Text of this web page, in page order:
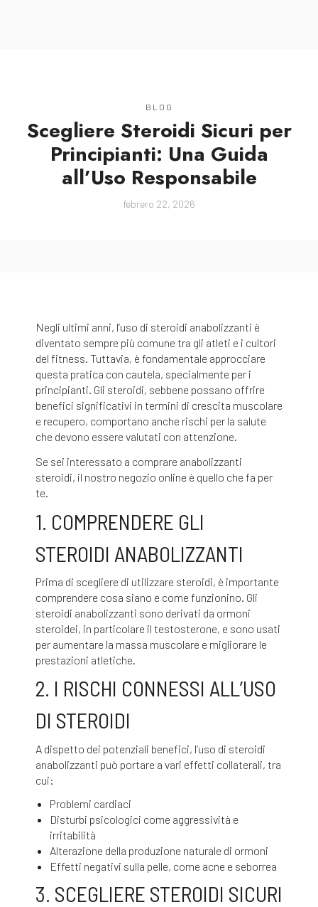
BLOG
Scegliere Steroidi Sicuri per
Principianti: Una Guida
all’Uso Responsabile
febrero 22, 2026
Negli ultimi anni, l’uso di steroidi anabolizzanti è
diventato sempre più comune tra gli atleti e i cultori
del fitness. Tuttavia, è fondamentale approcciare
questa pratica con cautela, specialmente per i
principianti. Gli steroidi, sebbene possano offrire
benefici significativi in termini di crescita muscolare
e recupero, comportano anche rischi per la salute
che devono essere valutati con attenzione.
Se sei interessato a comprare anabolizzanti
steroidi, il nostro negozio online è quello che fa per
te.
1. COMPRENDERE GLI
STEROIDI ANABOLIZZANTI
Prima di scegliere di utilizzare steroidi, è importante
comprendere cosa siano e come funzionino. Gli
steroidi anabolizzanti sono derivati ​​da ormoni
steroidei, in particolare il testosterone, e sono usati
per aumentare la massa muscolare e migliorare le
prestazioni atletiche.
2. I RISCHI CONNESSI ALL’USO
DI STEROIDI
A dispetto dei potenziali benefici, l’uso di steroidi
anabolizzanti può portare a vari effetti collaterali, tra
cui:
Problemi cardiaci
Disturbi psicologici come aggressività e
irritabilità
Alterazione della produzione naturale di ormoni
Effetti negativi sulla pelle, come acne e seborrea
3. SCEGLIERE STEROIDI SICURI